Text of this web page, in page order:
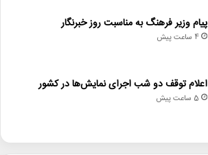
پیام وزیر فرهنگ به مناسبت روز خبرنگار
4 ساعت پیش
اعلام توقف دو شب اجرای نمایش‌ها در کشور
5 ساعت پیش